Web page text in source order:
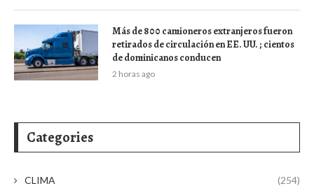
Más de 800 camioneros extranjeros fueron
retirados de circulación en EE. UU. ; cientos
de dominicanos conducen
2 horas ago
Categories
CLIMA (254)